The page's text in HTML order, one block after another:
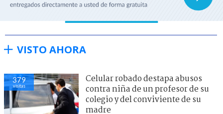
VISTO AHORA
379
visitas
Celular robado destapa abusos
contra niña de un profesor de su
colegio y del conviviente de su
madre